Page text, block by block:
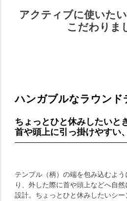
アクティブに使いた
こだわりま
ハンガブルなラウンド
ちょっとひと休みしたいと
首や頭上に引っ掛けやすい
テンプル（柄）の端を包み込むよ
り、外した際に首や頭上などへ自
設計。ちょっとひと休みしたいシ